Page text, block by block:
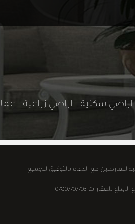
اراضي سكنية اراضي زراعية
للعارضين مع الدعاء بالتوفيق للجميع
07807707703